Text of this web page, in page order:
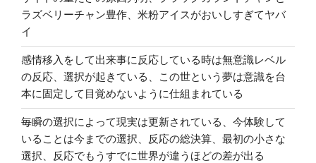
ラズベリーチャン豊作、米粉アイスがおいしすぎてヤバ
イ
感情移入をして出来事に反応している時は無意識レベル
の反応、選択が起きている、この世という夢は意識を台
本に固定して目覚めないように仕組まれている
毎瞬の選択によって現実は更新されている、今体験して
いることは今までの選択、反応の総決算、最初の小さな
選択、反応でもうすでに世界が違うほどの差が出る